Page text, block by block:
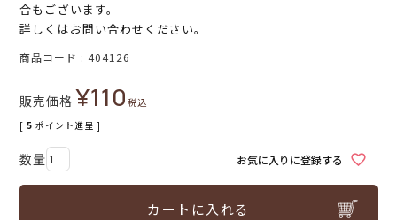
合もございます。
詳しくはお問い合わせください。
商品コード 404126
販売価格 ¥110税込
[ 5 ポイント進呈 ]
お気に入りに登録する
カートに入れる